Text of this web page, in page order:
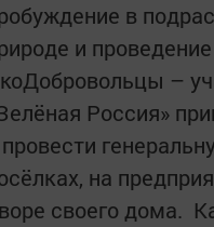
в
и
–
Россия»
на
своего дома.